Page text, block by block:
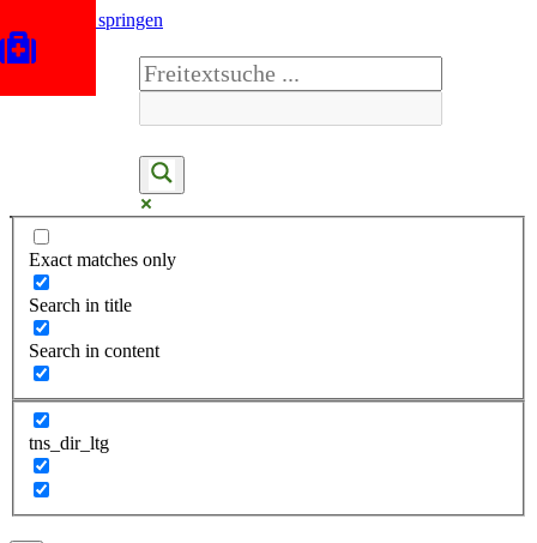
Zum Inhalt springen
Exact matches only
Search in title
Search in content
tns_dir_ltg